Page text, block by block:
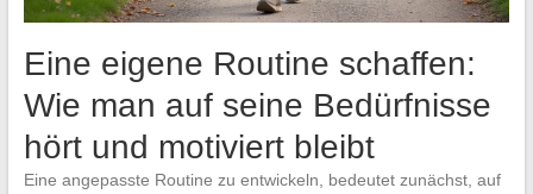
Eine eigene Routine schaffen:
Wie man auf seine Bedürfnisse
hört und motiviert bleibt
Eine angepasste Routine zu entwickeln, bedeutet zunächst, auf